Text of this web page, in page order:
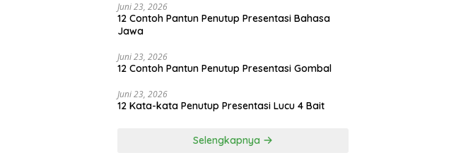
Juni 23, 2026
12 Contoh Pantun Penutup Presentasi Bahasa
Jawa
Juni 23, 2026
12 Contoh Pantun Penutup Presentasi Gombal
Juni 23, 2026
12 Kata-kata Penutup Presentasi Lucu 4 Bait
Selengkapnya